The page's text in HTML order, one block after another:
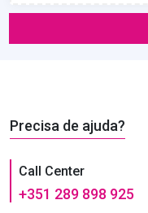
Precisa de ajuda?
Call Center
+351 289 898 925